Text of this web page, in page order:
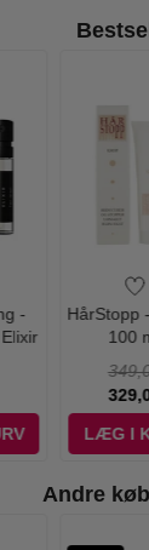
-
HårStopp
100
LÆG I
Andre